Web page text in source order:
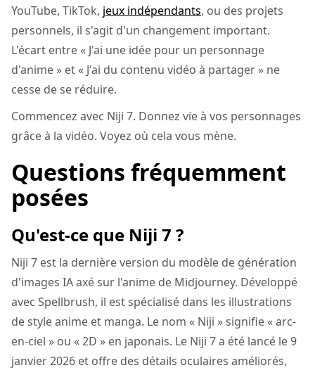
YouTube, TikTok, jeux indépendants, ou des projets
personnels, il s'agit d'un changement important.
L'écart entre « J'ai une idée pour un personnage
d'anime » et « J'ai du contenu vidéo à partager » ne
cesse de se réduire.
Commencez avec Niji 7. Donnez vie à vos personnages
grâce à la vidéo. Voyez où cela vous mène.
Questions fréquemment
posées
Qu'est-ce que Niji 7 ?
Niji 7 est la dernière version du modèle de génération
d'images IA axé sur l'anime de Midjourney. Développé
avec Spellbrush, il est spécialisé dans les illustrations
de style anime et manga. Le nom « Niji » signifie « arc-
en-ciel » ou « 2D » en japonais. Le Niji 7 a été lancé le 9
janvier 2026 et offre des détails oculaires améliorés,